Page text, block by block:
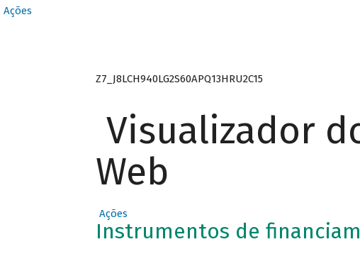
Ações
Z7_J8LCH940LG2S60APQ13HRU2C15
Visualizador
Web
Ações
Instrumentos de